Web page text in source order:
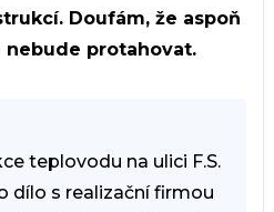
Doufám, že aspoň
protahovat.
teplovodu na ulici F.S.
dílo s realizační firmou